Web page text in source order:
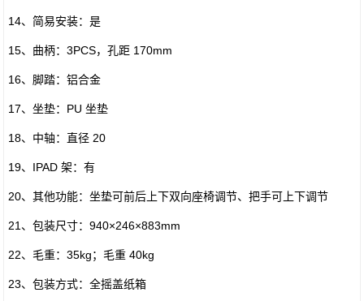
14、简易安装：是
15、曲柄：3PCS，孔距 170mm
16、脚踏：铝合金
17、坐垫：PU 坐垫
18、中轴：直径 20
19、IPAD 架：有
20、其他功能：坐垫可前后上下双向座椅调节、把手可上下调节
21、包装尺寸：940×246×883mm
22、毛重：35kg；毛重 40kg
23、包装方式：全摇盖纸箱